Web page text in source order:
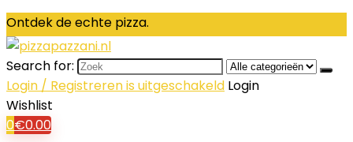
Ontdek de echte pizza.
Search for:
Login / Registreren is uitgeschakeld Login
Wishlist
0€0.00